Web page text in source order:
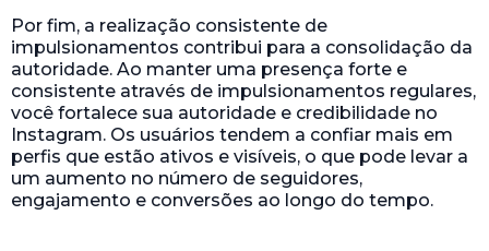
Por fim, a realização consistente de
impulsionamentos contribui para a consolidação da
autoridade. Ao manter uma presença forte e
consistente através de impulsionamentos regulares,
você fortalece sua autoridade e credibilidade no
Instagram. Os usuários tendem a confiar mais em
perfis que estão ativos e visíveis, o que pode levar a
um aumento no número de seguidores,
engajamento e conversões ao longo do tempo.